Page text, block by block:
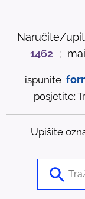
Naručite/
1462 ;
ispunite
posjetite:
Upišite